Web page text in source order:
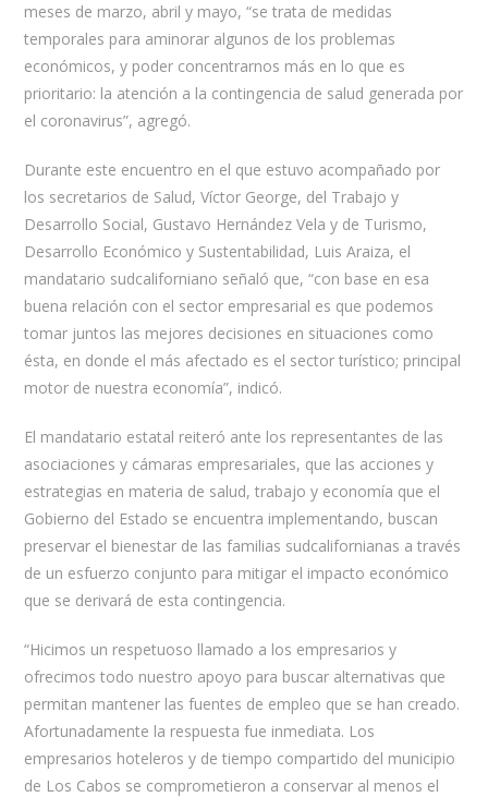
meses de marzo, abril y mayo, “se trata de medidas
temporales para aminorar algunos de los problemas
económicos, y poder concentrarnos más en lo que es
prioritario: la atención a la contingencia de salud generada por
el coronavirus”, agregó.
Durante este encuentro en el que estuvo acompañado por
los secretarios de Salud, Víctor George, del Trabajo y
Desarrollo Social, Gustavo Hernández Vela y de Turismo,
Desarrollo Económico y Sustentabilidad, Luis Araiza, el
mandatario sudcaliforniano señaló que, “con base en esa
buena relación con el sector empresarial es que podemos
tomar juntos las mejores decisiones en situaciones como
ésta, en donde el más afectado es el sector turístico; principal
motor de nuestra economía”, indicó.
El mandatario estatal reiteró ante los representantes de las
asociaciones y cámaras empresariales, que las acciones y
estrategias en materia de salud, trabajo y economía que el
Gobierno del Estado se encuentra implementando, buscan
preservar el bienestar de las familias sudcalifornianas a través
de un esfuerzo conjunto para mitigar el impacto económico
que se derivará de esta contingencia.
“Hicimos un respetuoso llamado a los empresarios y
ofrecimos todo nuestro apoyo para buscar alternativas que
permitan mantener las fuentes de empleo que se han creado.
Afortunadamente la respuesta fue inmediata. Los
empresarios hoteleros y de tiempo compartido del municipio
de Los Cabos se comprometieron a conservar al menos el